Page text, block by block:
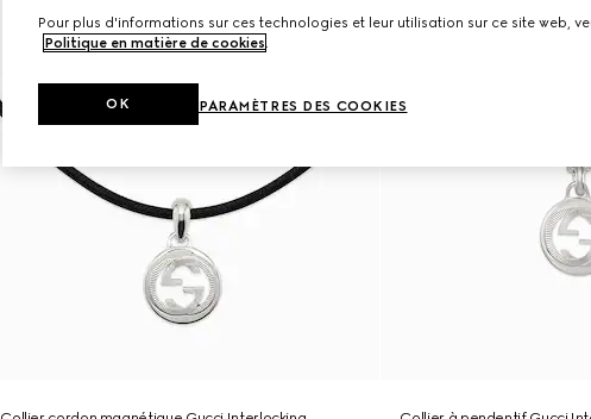
Pour plus d'informations sur ces technologies et leur utilisation sur ce site web,
Politique en matière de cookies.
PARAMÈTRES DES COOKIES
OK